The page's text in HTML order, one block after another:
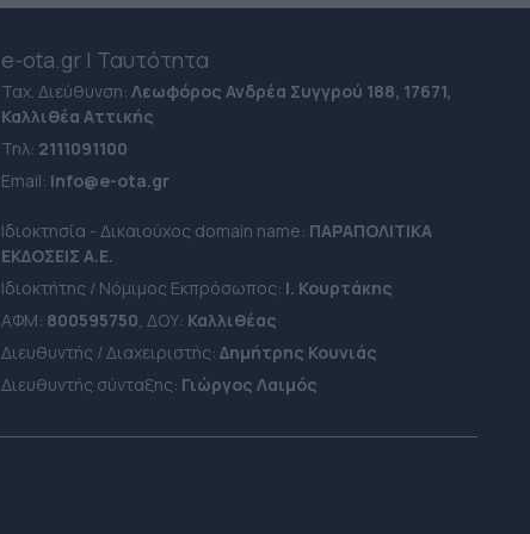
e-ota.gr | Ταυτότητα
Ταχ. Διεύθυνση:Λεωφόρος Ανδρέα Συγγρού 188, 17671,
Καλλιθέα Αττικής
Τηλ: 2111091100
Εmail: info@e-ota.gr
Ιδιοκτησία - Δικαιούχος domain name: ΠΑΡΑΠΟΛΙΤΙΚΑ
ΕΚΔΟΣΕΙΣ A.E.
Ιδιοκτήτης / Νόμιμος Εκπρόσωπος: Ι. Κουρτάκης
ΑΦΜ: 800595750, ΔΟΥ: Καλλιθέας
Διευθυντής / Διαχειριστής:Δημήτρης Κουνιάς
Διευθυντής σύνταξης: Γιώργος Λαιμός